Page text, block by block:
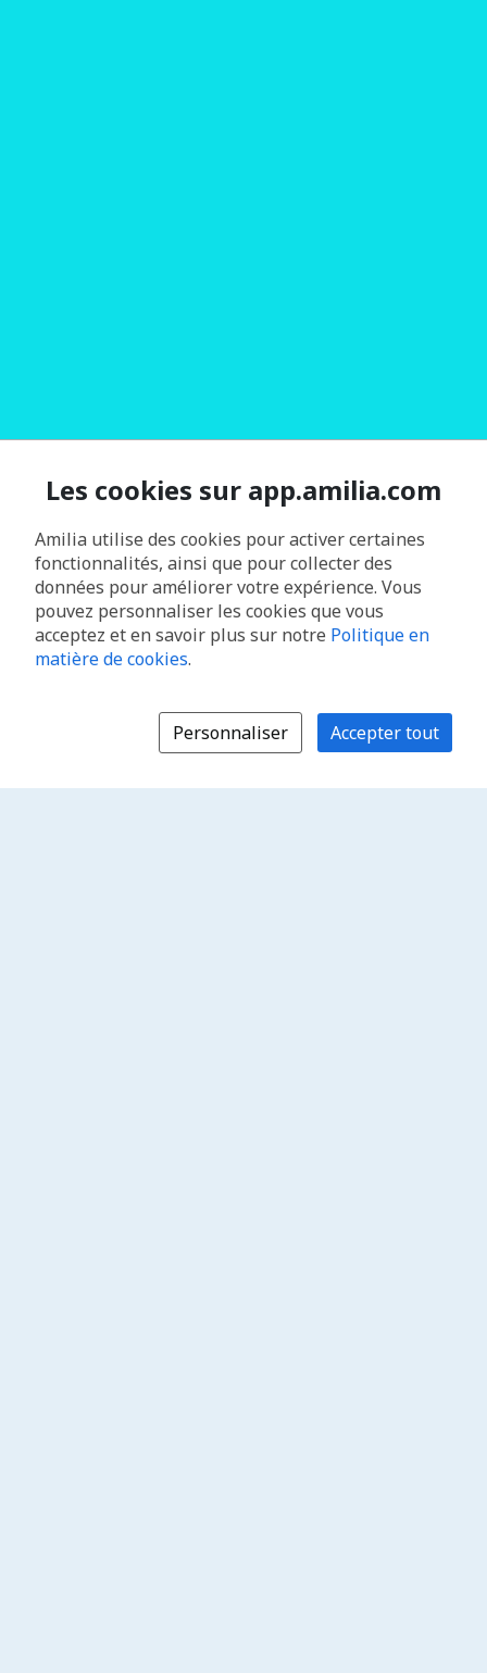
Les cookies sur app.amilia.com
Amilia utilise des cookies pour activer certaines
fonctionnalités, ainsi que pour collecter des
données pour améliorer votre expérience. Vous
pouvez personnaliser les cookies que vous
acceptez et en savoir plus sur notre Politique en
matière de cookies.
Personnaliser Accepter tout